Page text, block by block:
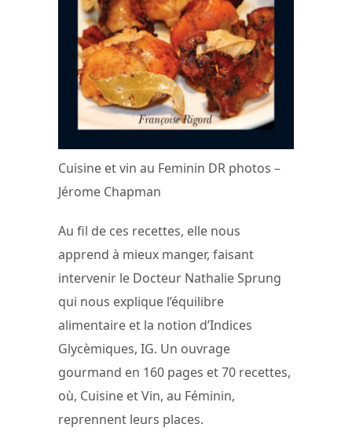
Cuisine et vin au Feminin DR photos –
Jérome Chapman
Au fil de ces recettes, elle nous
apprend à mieux manger, faisant
intervenir le Docteur Nathalie Sprung
qui nous explique l’équilibre
alimentaire et la notion d’Indices
Glycèmiques, IG. Un ouvrage
gourmand en 160 pages et 70 recettes,
où, Cuisine et Vin, au Féminin,
reprennent leurs places.